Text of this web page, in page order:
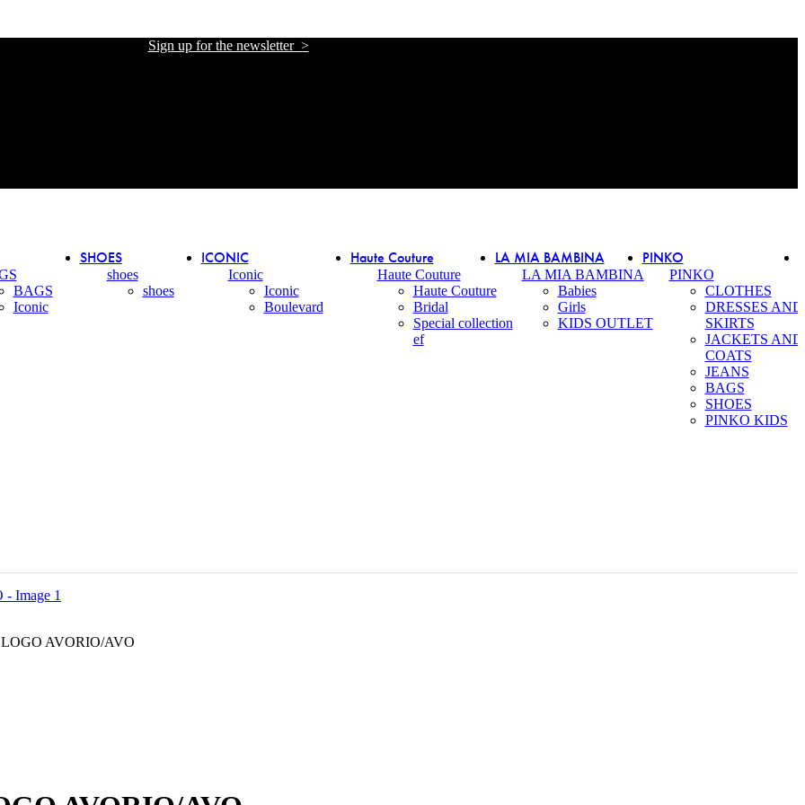
Sign up for the newsletter >
BAGS
Iconic
SHOES
shoes
shoes
ICONIC
Iconic
Iconic
Boulevard
Haute Couture
Haute Couture
Haute Couture
Bridal
Special collection
ef
LA MIA BAMBINA
LA MIA BAMBINA
Babies
Girls
KIDS OUTLET
PINKO
PINKO
CLOTHES
DRESSES AND
SKIRTS
JACKETS AND
COATS
JEANS
BAGS
SHOES
PINKO KIDS
AVORIO/AVO